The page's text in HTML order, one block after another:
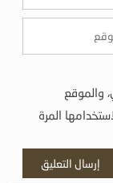
والموقع
المرة